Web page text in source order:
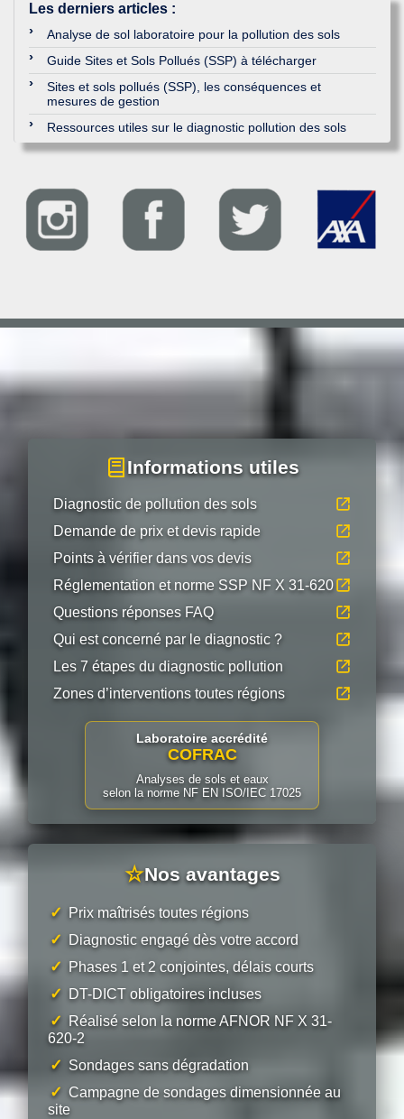
Les derniers articles :
Analyse de sol laboratoire pour la pollution des sols
Guide Sites et Sols Pollués (SSP) à télécharger
Sites et sols pollués (SSP), les conséquences et
mesures de gestion
Ressources utiles sur le diagnostic pollution des sols
Informations utiles
Diagnostic de pollution des sols
Demande de prix et devis rapide
Points à vérifier dans vos devis
Réglementation et norme SSP NF X 31-620
Questions réponses FAQ
Qui est concerné par le diagnostic ?
Les 7 étapes du diagnostic pollution
Zones d’interventions toutes régions
Laboratoire accrédité
COFRAC
Analyses de sols et eaux
selon la norme NF EN ISO/IEC 17025
☆Nos avantages
✓ Prix maîtrisés toutes régions
✓ Diagnostic engagé dès votre accord
✓ Phases 1 et 2 conjointes, délais courts
✓ DT-DICT obligatoires incluses
✓
Réalisé selon la norme AFNOR NF X 31-
620-2
✓ Sondages sans dégradation
✓ Campagne de sondages dimensionnée au
site